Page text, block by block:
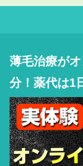
薄毛治療が
分！薬代は1